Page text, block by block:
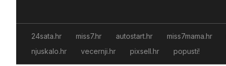
24sata.hr miss7.hr autostart.hr miss7mama.hr
njuskalo.hr
vecernji.hr pixsell.hr popusti!